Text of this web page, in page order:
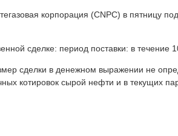
корпорация (CNPC) в пятницу
сделке: период поставки: в течение
сделки в денежном выражении не
котировок сырой нефти и в текущих